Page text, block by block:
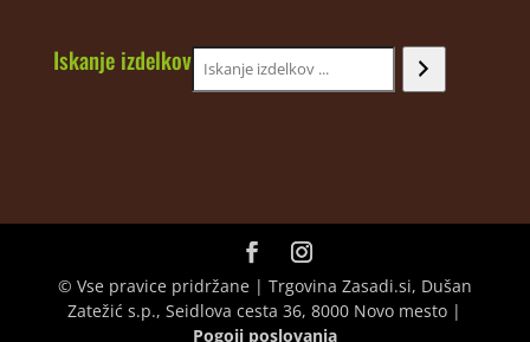
Iskanje izdelkov
© Vse pravice pridržane | Trgovina Zasadi.si, Dušan
Zatežić s.p., Seidlova cesta 36, 8000 Novo mesto |
Pogoji poslovanja